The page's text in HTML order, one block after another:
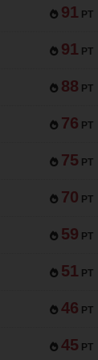
91 PT
91 PT
88 PT
76 PT
75 PT
70 PT
59 PT
51 PT
46 PT
45 PT